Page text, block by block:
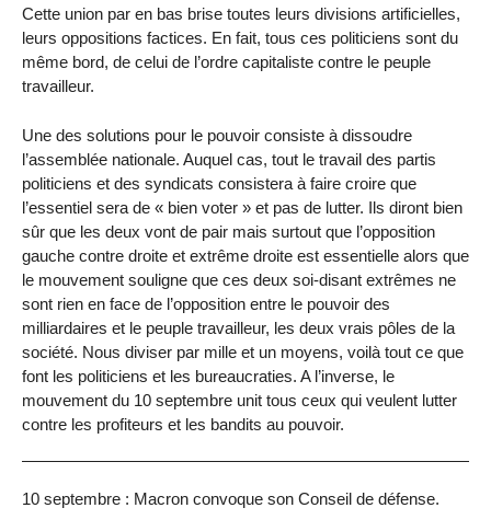
Cette union par en bas brise toutes leurs divisions artificielles,
leurs oppositions factices. En fait, tous ces politiciens sont du
même bord, de celui de l’ordre capitaliste contre le peuple
travailleur.
Une des solutions pour le pouvoir consiste à dissoudre
l’assemblée nationale. Auquel cas, tout le travail des partis
politiciens et des syndicats consistera à faire croire que
l’essentiel sera de « bien voter » et pas de lutter. Ils diront bien
sûr que les deux vont de pair mais surtout que l’opposition
gauche contre droite et extrême droite est essentielle alors que
le mouvement souligne que ces deux soi-disant extrêmes ne
sont rien en face de l’opposition entre le pouvoir des
milliardaires et le peuple travailleur, les deux vrais pôles de la
société. Nous diviser par mille et un moyens, voilà tout ce que
font les politiciens et les bureaucraties. A l’inverse, le
mouvement du 10 septembre unit tous ceux qui veulent lutter
contre les profiteurs et les bandits au pouvoir.
10 septembre : Macron convoque son Conseil de défense.